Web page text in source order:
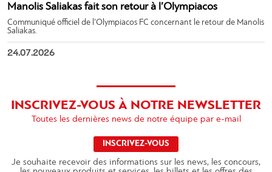
Manolis Saliakas fait son retour à l’Olympiacos
Communiqué officiel de l’Olympiacos FC concernant le retour de Manolis
Saliakas.
24.07.2026
INSCRIVEZ-VOUS À NOTRE NEWSLETTER
Toutes les dernières news de notre équipe par e-mail
INSCRIVEZ-VOUS
Je souhaite recevoir des informations sur les news, les concours,